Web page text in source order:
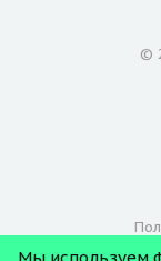
©